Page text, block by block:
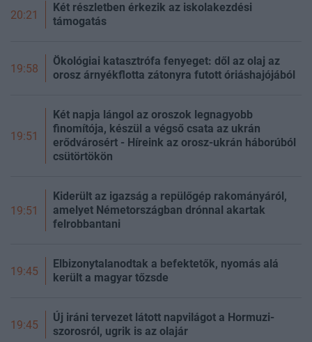
20:21
Két részletben érkezik az iskolakezdési
támogatás
19:58
Ökológiai katasztrófa fenyeget: dől az olaj az
orosz árnyékflotta zátonyra futott óriáshajójából
19:51
Két napja lángol az oroszok legnagyobb
finomítója, készül a végső csata az ukrán
erődvárosért - Híreink az orosz-ukrán háborúból
csütörtökön
19:51
Kiderült az igazság a repülőgép rakományáról,
amelyet Németországban drónnal akartak
felrobbantani
19:45
Elbizonytalanodtak a befektetők, nyomás alá
került a magyar tőzsde
19:45
Új iráni tervezet látott napvilágot a Hormuzi-
szorosról, ugrik is az olajár